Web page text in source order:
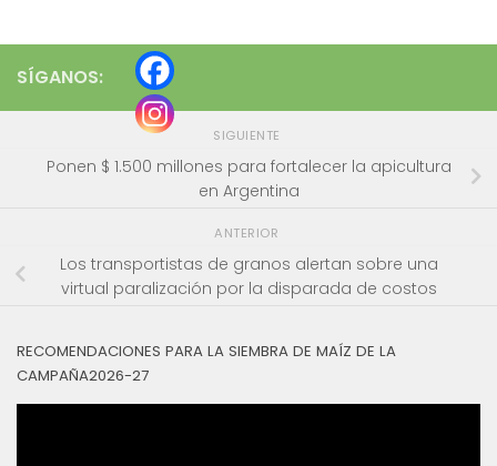
SÍGANOS:
SIGUIENTE
Ponen $ 1.500 millones para fortalecer la apicultura
en Argentina
ANTERIOR
Los transportistas de granos alertan sobre una
virtual paralización por la disparada de costos
RECOMENDACIONES PARA LA SIEMBRA DE MAÍZ DE LA
CAMPAÑA2026-27